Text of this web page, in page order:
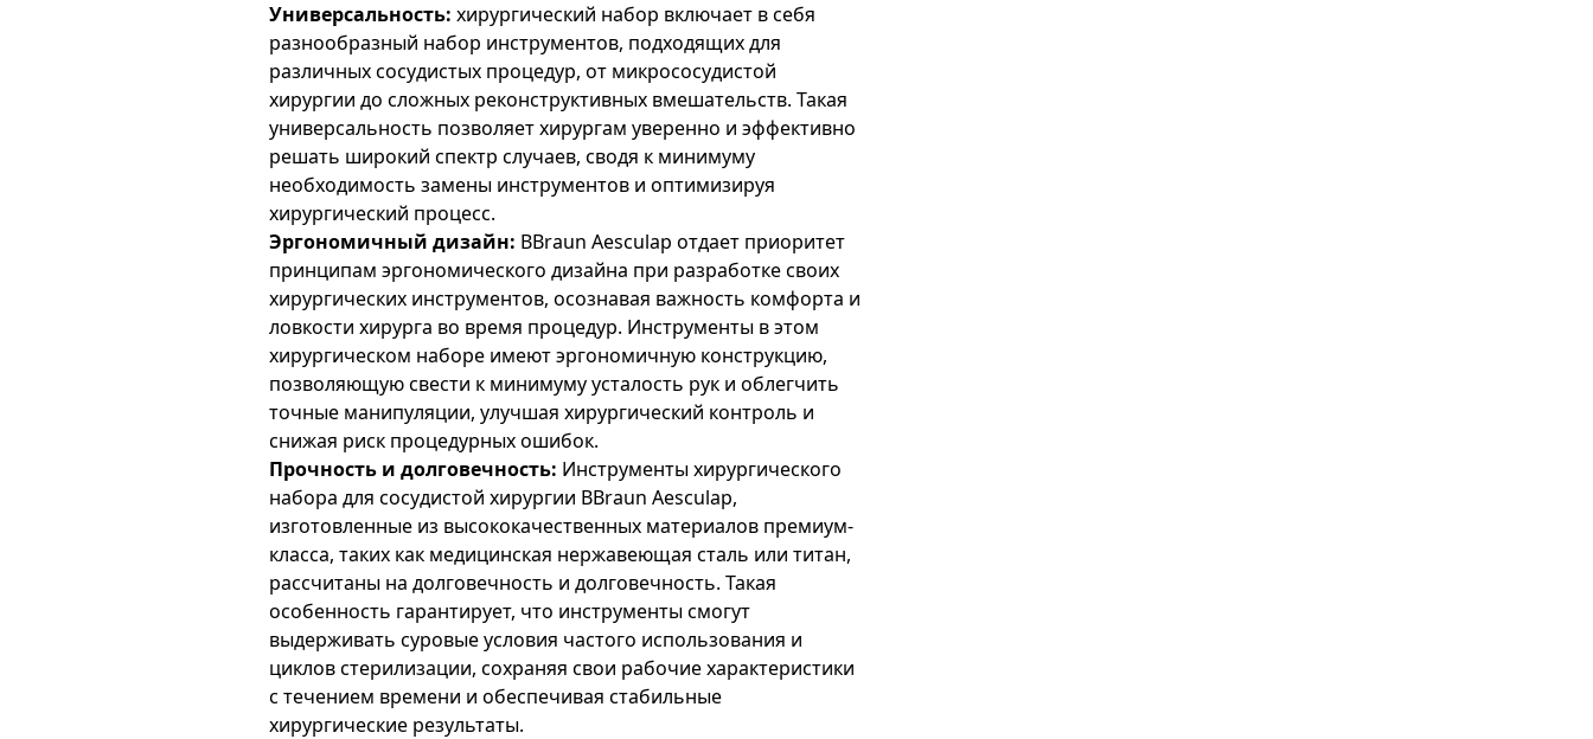
Универсальность: хирургический набор включает в себя
разнообразный набор инструментов, подходящих для
различных сосудистых процедур, от микрососудистой
хирургии до сложных реконструктивных вмешательств. Такая
универсальность позволяет хирургам уверенно и эффективно
решать широкий спектр случаев, сводя к минимуму
необходимость замены инструментов и оптимизируя
хирургический процесс.
Эргономичный дизайн: BBraun Aesculap отдает приоритет
принципам эргономического дизайна при разработке своих
хирургических инструментов, осознавая важность комфорта и
ловкости хирурга во время процедур. Инструменты в этом
хирургическом наборе имеют эргономичную конструкцию,
позволяющую свести к минимуму усталость рук и облегчить
точные манипуляции, улучшая хирургический контроль и
снижая риск процедурных ошибок.
Прочность и долговечность: Инструменты хирургического
набора для сосудистой хирургии BBraun Aesculap,
изготовленные из высококачественных материалов премиум-
класса, таких как медицинская нержавеющая сталь или титан,
рассчитаны на долговечность и долговечность. Такая
особенность гарантирует, что инструменты смогут
выдерживать суровые условия частого использования и
циклов стерилизации, сохраняя свои рабочие характеристики
с течением времени и обеспечивая стабильные
хирургические результаты.